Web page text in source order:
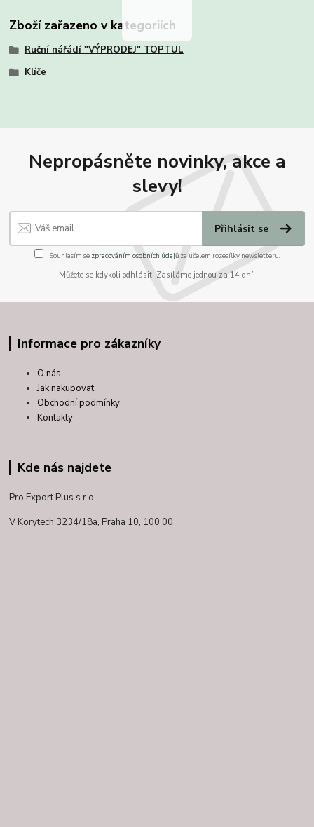
Zboží zařazeno v kategoriích
Ruční nářádí "VÝPRODEJ" TOPTUL
Klíče
Nepropásněte novinky, akce a
slevy!
Přihlásit se
Souhlasím se zpracováním osobních údajůza účelem rozesílky newsletteru.
Můžete se kdykoli odhlásit. Zasíláme jednou za 14 dní.
Informace pro zákazníky
O nás
Jak nakupovat
Obchodní podmínky
Kontakty
Kde nás najdete
Pro Export Plus s.r.o.
V Korytech 3234/18a, Praha 10, 100 00